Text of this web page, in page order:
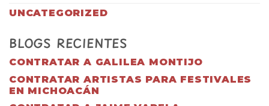
UNCATEGORIZED
BLOGS RECIENTES
CONTRATAR A GALILEA MONTIJO
CONTRATAR ARTISTAS PARA FESTIVALES
EN MICHOACÁN